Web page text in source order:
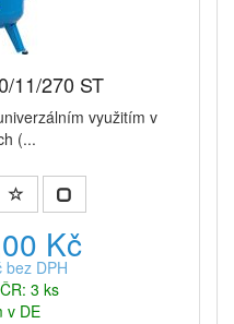
11/270 ST
využitím v
(...
Kč
bez DPH
3 ks
v DE